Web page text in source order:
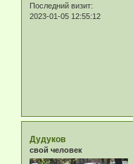
Последний визит:
2023-01-05 12:55:12
Дудуков
свой человек